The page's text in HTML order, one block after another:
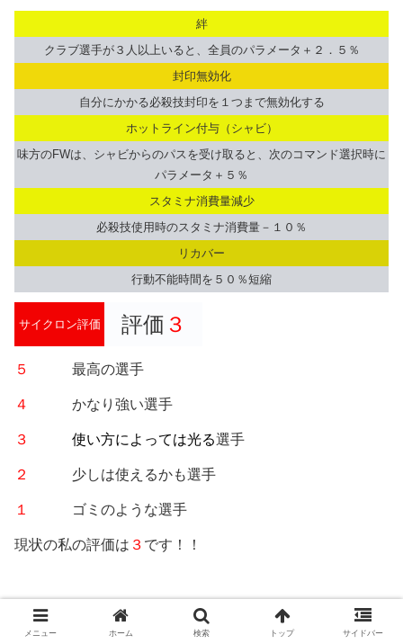
絆
クラブ選手が３人以上いると、全員のパラメータ＋２．５％
封印無効化
自分にかかる必殺技封印を１つまで無効化する
ホットライン付与（シャビ）
味方のFWは、シャビからのパスを受け取ると、次のコマンド選択時に
パラメータ＋５％
スタミナ消費量減少
必殺技使用時のスタミナ消費量－１０％
リカバー
行動不能時間を５０％短縮
サイクロン評価 評価 ３
５ 最高の選手
４ かなり強い選手
３ 使い方によっては光る選手
２ 少しは使えるかも選手
１ ゴミのような選手
現状の私の評価は ３ です！！
つづいてシャビくん！
メニュー ホーム 検索 トップ サイドバー